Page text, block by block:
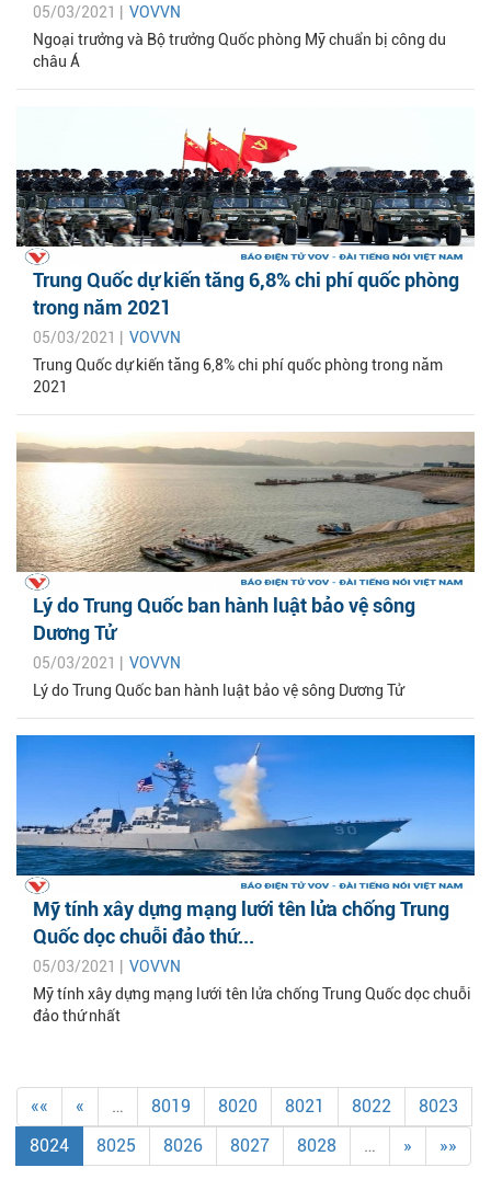
05/03/2021 | VOVVN
Ngoại trưởng và Bộ trưởng Quốc phòng Mỹ chuẩn bị công du
châu Á
Trung Quốc dự kiến tăng 6,8% chi phí quốc phòng
trong năm 2021
05/03/2021 | VOVVN
Trung Quốc dự kiến tăng 6,8% chi phí quốc phòng trong năm
2021
Lý do Trung Quốc ban hành luật bảo vệ sông
Dương Tử
05/03/2021 | VOVVN
Lý do Trung Quốc ban hành luật bảo vệ sông Dương Tử
Mỹ tính xây dựng mạng lưới tên lửa chống Trung
Quốc dọc chuỗi đảo thứ...
05/03/2021 | VOVVN
Mỹ tính xây dựng mạng lưới tên lửa chống Trung Quốc dọc chuỗi
đảo thứ nhất
«« « … 8019 8020 8021 8022
8023
8024
8025 8026 8027 8028 … » »»